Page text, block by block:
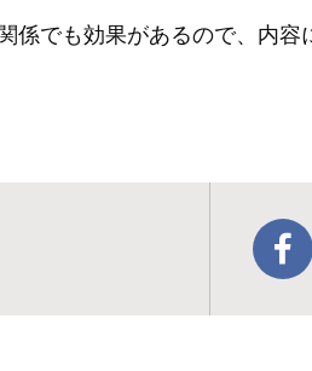
係でも効果があるので、内容